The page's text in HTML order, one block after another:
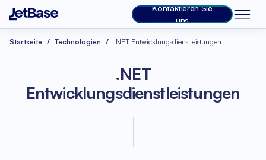
Kontaktieren Sie
uns
Startseite Technologien .NET Entwicklungsdienstleistungen
.NET
Entwicklungsdienstleistungen